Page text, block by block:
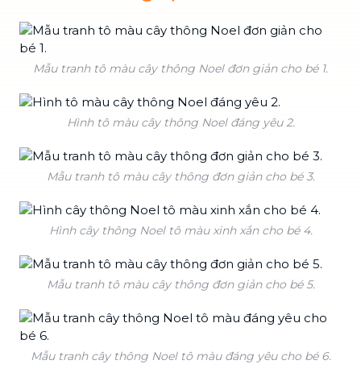
Mẫu tranh tô màu cây thông Noel đơn giản cho bé 1.
Hình tô màu cây thông Noel đáng yêu 2.
Mẫu tranh tô màu cây thông đơn giản cho bé 3.
Hình cây thông Noel tô màu xinh xắn cho bé 4.
Mẫu tranh tô màu cây thông đơn giản cho bé 5.
Mẫu tranh cây thông Noel tô màu đáng yêu cho bé 6.